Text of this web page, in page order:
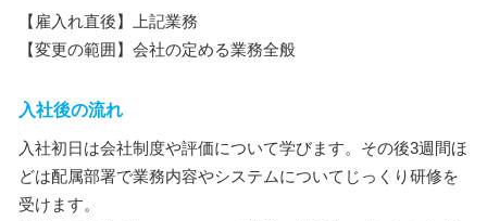
【雇入れ直後】上記業務
【変更の範囲】会社の定める業務全般
入社後の流れ
入社初日は会社制度や評価について学びます。その後3週間ほ
どは配属部署で業務内容やシステムについてじっくり研修を
受けます。